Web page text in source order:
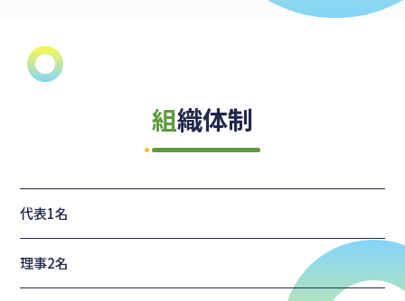
組織体制
代表1名
理事2名